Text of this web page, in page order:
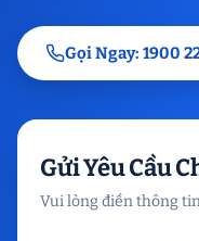
Gọi Ngay: 1900
Gửi Yêu Cầu
Vui lòng điền thông